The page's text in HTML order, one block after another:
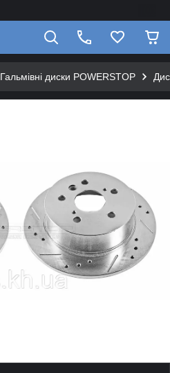
Гальмівні диски POWERSTOP